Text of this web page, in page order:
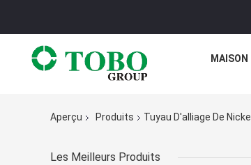
MAISON
Aperçu Produits Tuyau D'alliage De Nickel
Les Meilleurs Produits